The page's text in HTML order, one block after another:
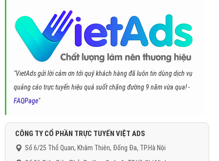
"VietAds gửi lời cảm ơn tới quý khách hàng đã luôn tin dùng dịch vụ
quảng cáo trực tuyến hiệu quả suốt chặng đường 9 năm vừa qua! -
FAQPage"
CÔNG TY CỔ PHẦN TRỰC TUYẾN VIỆT ADS
Số 6/25 Thổ Quan, Khâm Thiên, Đống Đa, TP.Hà Nội